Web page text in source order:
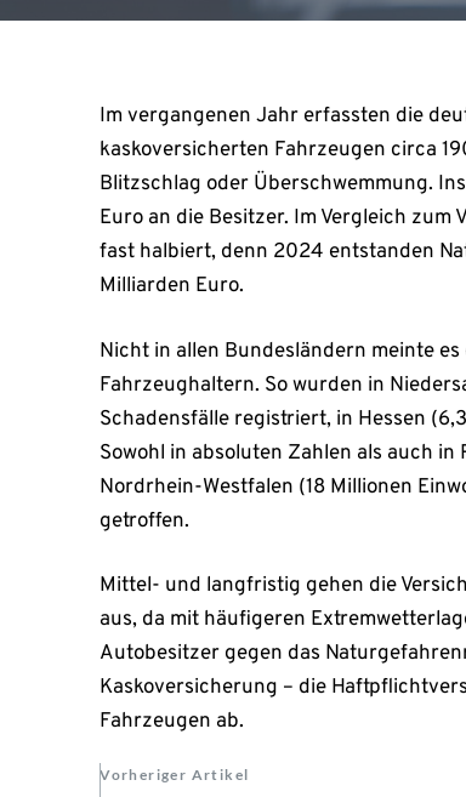
Im vergangenen Jahr erfassten die
kaskoversicherten Fahrzeugen circa
Blitzschlag oder Überschwemmung.
Euro an die Besitzer. Im Vergleich
fast halbiert, denn 2024 entstanden
Milliarden Euro.
Nicht in allen Bundesländern meinte
Fahrzeughaltern. So wurden in
Schadensfälle registriert, in Hessen
Sowohl in absoluten Zahlen als auch
Nordrhein-Westfalen (18 Millionen
getroffen.
Mittel- und langfristig gehen die
aus, da mit häufigeren
Autobesitzer gegen das
Kaskoversicherung – die
Fahrzeugen ab.
Vorheriger Artikel